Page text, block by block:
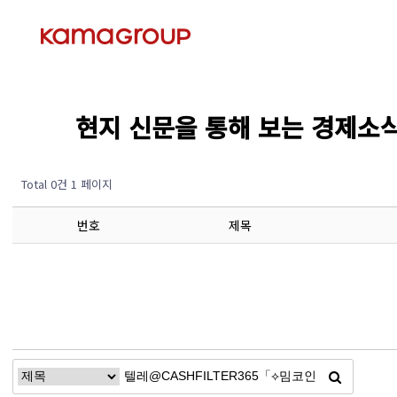
현지 신문을 통해 보는 경제
Total 0건 1 페이지
번호 제목